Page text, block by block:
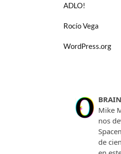
ADLO!
Rocío Vega
WordPress.org